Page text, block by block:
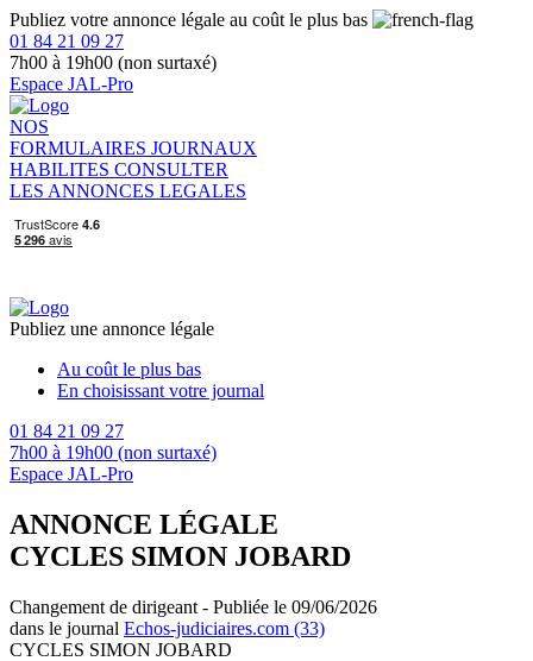
Publiez votre annonce légale au coût le plus bas
01 84 21 09 27
7h00 à 19h00 (non surtaxé)
Espace JAL-Pro
NOS
FORMULAIRES JOURNAUX
HABILITES CONSULTER
LES ANNONCES LEGALES
Publiez une annonce légale
Au coût le plus bas
En choisissant votre journal
01 84 21 09 27
7h00 à 19h00 (non surtaxé)
Espace JAL-Pro
ANNONCE LÉGALE
CYCLES SIMON JOBARD
Changement de dirigeant - Publiée le 09/06/2026
dans le journal Echos-judiciaires.com (33)
CYCLES SIMON JOBARD